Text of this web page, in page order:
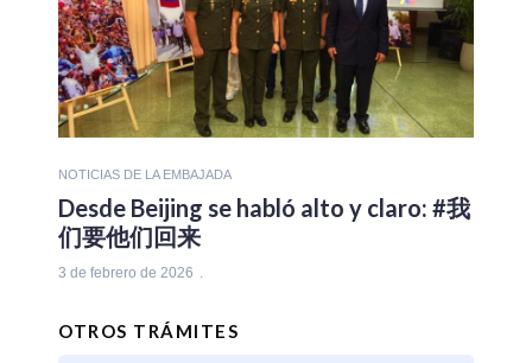
NOTICIAS DE LA EMBAJADA
Desde Beijing se habló alto y claro: #我
们要他们回来
3 de febrero de 2026
OTROS TRÁMITES